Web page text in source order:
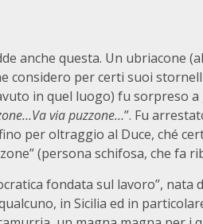
anche questa. Un ubriacone
considero per certi suoi
in quel luogo) fu sorpreso a
via puzzone…”. Fu
per oltraggio al Duce, ché
(persona schifosa, che fa
fondata sul lavoro”, nata
in Sicilia ed in